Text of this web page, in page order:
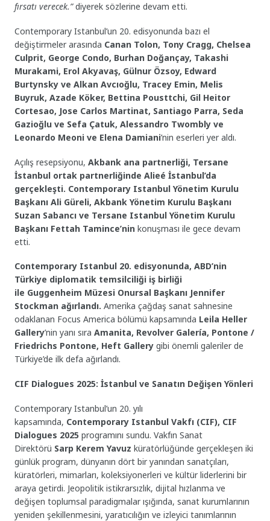
fırsatı verecek.”diyerek sözlerine devam etti.
Contemporary Istanbul’un 20. edisyonunda bazı el
değiştirmeler arasında Canan Tolon, Tony Cragg, Chelsea
Culprit, George Condo, Burhan Doğançay, Takashi
Murakami, Erol Akyavaş, Gülnur Özsoy, Edward
Burtynsky ve Alkan Avcıoğlu, Tracey Emin, Melis
Buyruk, Azade Köker, Bettina Pousttchi, Gil Heitor
Cortesao, Jose Carlos Martinat, Santiago Parra, Seda
Gazioğlu ve Sefa Çatuk, Alessandro Twombly ve
Leonardo Meoni ve Elena Damiani’nin eserleri yer aldı.
Açılış resepsiyonu,Akbank ana partnerliği, Tersane
İstanbul ortak partnerliğinde Alieé İstanbul’da
gerçekleşti. Contemporary Istanbul Yönetim Kurulu
Başkanı Ali Güreli, Akbank Yönetim Kurulu Başkanı
Suzan Sabancı ve Tersane Istanbul Yönetim Kurulu
Başkanı Fettah Tamince’nin konuşması ile gece devam
etti.
Contemporary Istanbul 20. edisyonunda, ABD’nin
Türkiye diplomatik temsilciliği iş birliği
ile Guggenheim Müzesi Onursal Başkanı Jennifer
Stockman ağırlandı.Amerika çağdaş sanat sahnesine
odaklanan Focus America bölümü kapsamında Leila Heller
Gallery’nin yanı sıraAmanita, Revolver Galería, Pontone /
Friedrichs Pontone, Heft Gallerygibi önemli galeriler de
Türkiye’de ilk defa ağırlandı.
CIF Dialogues 2025: İstanbul ve Sanatın Değişen Yönleri
Contemporary Istanbul’un 20. yılı
kapsamında, Contemporary Istanbul Vakfı (CIF), CIF
Dialogues 2025programını sundu. Vakfın Sanat
Direktörü Sarp Kerem Yavuz küratörlüğünde gerçekleşen iki
günlük program, dünyanın dört bir yanından sanatçıları,
küratörleri, mimarları, koleksiyonerleri ve kültür liderlerini bir
araya getirdi. Jeopolitik istikrarsızlık, dijital hızlanma ve
değişen toplumsal paradigmalar ışığında, sanat kurumlarının
yeniden şekillenmesini, yaratıcılığın ve izleyici tanımlarının